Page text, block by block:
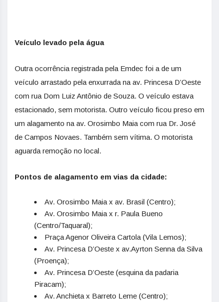
Veículo levado pela água
Outra ocorrência registrada pela Emdec foi a de um
veículo arrastado pela enxurrada na av. Princesa D’Oeste
com rua Dom Luiz Antônio de Souza. O veículo estava
estacionado, sem motorista. Outro veículo ficou preso em
um alagamento na av. Orosimbo Maia com rua Dr. José
de Campos Novaes. Também sem vítima. O motorista
aguarda remoção no local.
Pontos de alagamento em vias da cidade:
Av. Orosimbo Maia x av. Brasil (Centro);
Av. Orosimbo Maia x r. Paula Bueno
(Centro/Taquaral);
Praça Agenor Oliveira Cartola (Vila Lemos);
Av. Princesa D’Oeste x av.Ayrton Senna da Silva
(Proença);
Av. Princesa D’Oeste (esquina da padaria
Piracam);
Av. Anchieta x Barreto Leme (Centro);